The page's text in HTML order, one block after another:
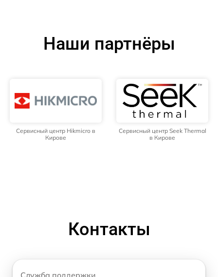
Наши партнёры
Сервисный центр Hikmicro в
Кирове
Сервисный центр Seek Thermal
в Кирове
Контакты